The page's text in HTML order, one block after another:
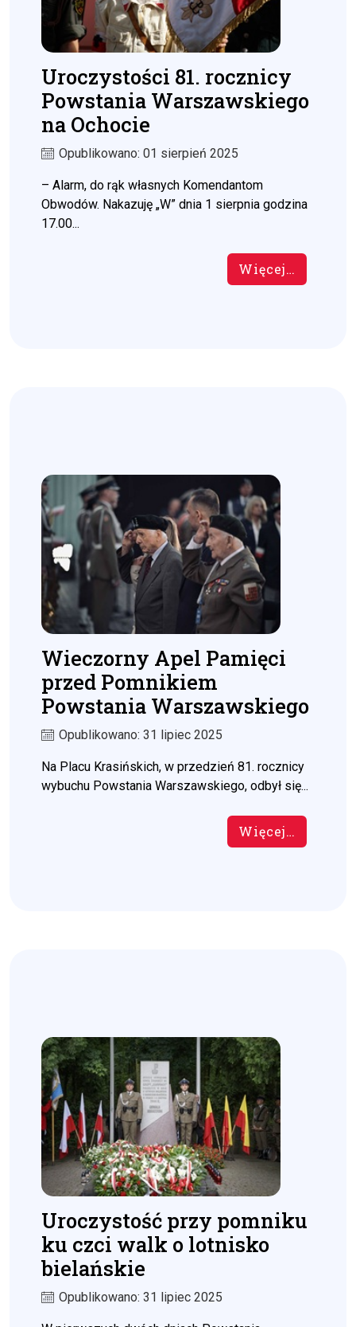
Uroczystości 81. rocznicy
Powstania Warszawskiego
na Ochocie
Opublikowano: 01 sierpień 2025
– Alarm, do rąk własnych Komendantom
Obwodów. Nakazuję „W” dnia 1 sierpnia godzina
17.00...
Więcej…
Wieczorny Apel Pamięci
przed Pomnikiem
Powstania Warszawskiego
Opublikowano: 31 lipiec 2025
Na Placu Krasińskich, w przedzień 81. rocznicy
wybuchu Powstania Warszawskiego, odbył się...
Więcej…
Uroczystość przy pomniku
ku czci walk o lotnisko
bielańskie
Opublikowano: 31 lipiec 2025